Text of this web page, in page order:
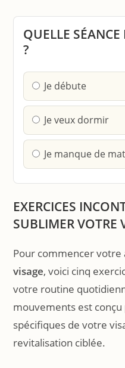
QUELLE
?
Je débute
Je veux dormir
Je manque de
EXERCICES
SUBLIMER VOTRE
Pour commencer
visage, voici cinq
votre routine
mouvements est
spécifiques de votre
revitalisation ciblée.